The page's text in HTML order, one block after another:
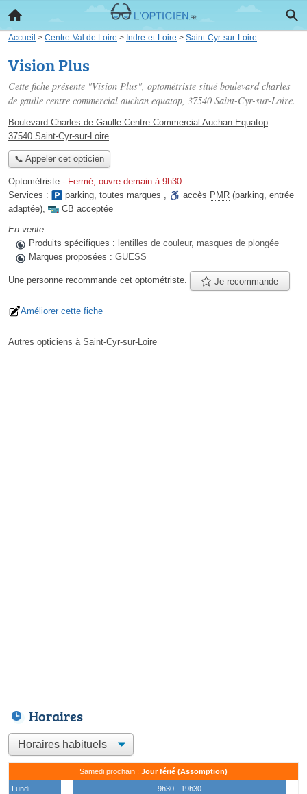
Accueil > Centre-Val de Loire > Indre-et-Loire > Saint-Cyr-sur-Loire
Vision Plus
Cette fiche présente "Vision Plus", optométriste situé boulevard charles
de gaulle centre commercial auchan equatop, 37540 Saint-Cyr-sur-Loire.
Boulevard Charles de Gaulle Centre Commercial Auchan Equatop
37540 Saint-Cyr-sur-Loire
📞 Appeler cet opticien
Optométriste - Fermé, ouvre demain à 9h30
Services :
parking, toutes marques , accès PMR (parking, entrée
adaptée),
CB acceptée
En vente :
Produits spécifiques : lentilles de couleur, masques de plongée
Marques proposées : GUESS
Une personne recommande cet optométriste. Je recommande
Améliorer cette fiche
Autres opticiens à Saint-Cyr-sur-Loire
Horaires
Samedi prochain : Jour férié (Assomption)
Lundi
9h30 - 19h30